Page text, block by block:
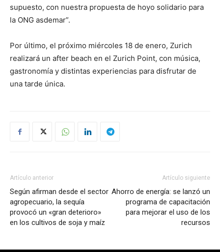
supuesto, con nuestra propuesta de hoyo solidario para
la ONG asdemar”.
Por último, el próximo miércoles 18 de enero, Zurich
realizará un after beach en el Zurich Point, con música,
gastronomía y distintas experiencias para disfrutar de
una tarde única.
Artículo anterior
Según afirman desde el sector
agropecuario, la sequía
provocó un «gran deterioro»
en los cultivos de soja y maíz
Artículo siguiente
Ahorro de energía: se lanzó un
programa de capacitación
para mejorar el uso de los
recursos